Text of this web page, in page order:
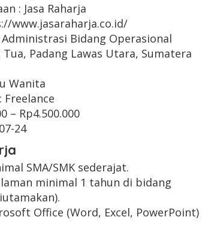
: Jasa Raharja
www.jasaraharja.co.id/
Administrasi Bidang Operasional
Tua, Padang Lawas Utara, Sumatera
Wanita
Freelance
– Rp4.500.000
24
SMA/SMK sederajat.
minimal 1 tahun di bidang
Office (Word, Excel, PowerPoint)